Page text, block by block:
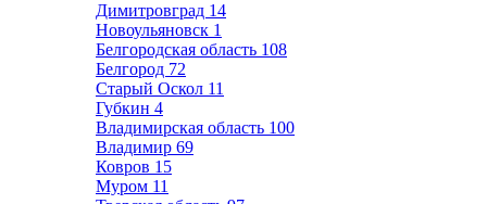
Димитровград 14
Новоульяновск 1
Белгородская область 108
Белгород 72
Старый Оскол 11
Губкин 4
Владимирская область 100
Владимир 69
Ковров 15
Муром 11